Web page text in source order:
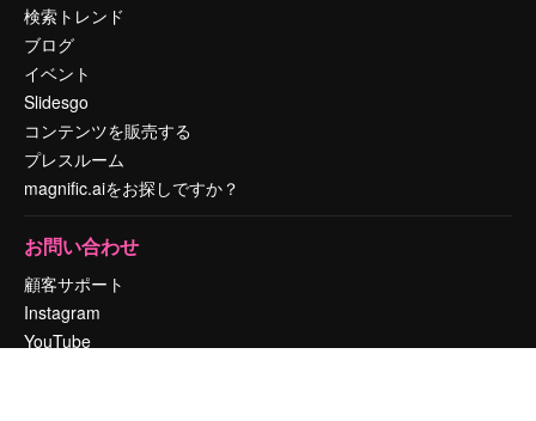
検索トレンド
ブログ
イベント
Slidesgo
コンテンツを販売する
プレスルーム
magnific.aiをお探しですか？
お問い合わせ
顧客サポート
Instagram
YouTube